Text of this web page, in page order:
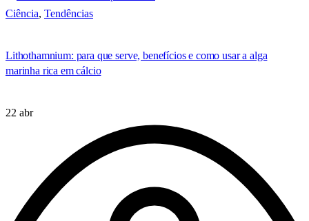
Ciência, Tendências
Lithothamnium: para que serve, benefícios e como usar a alga
marinha rica em cálcio
22 abr